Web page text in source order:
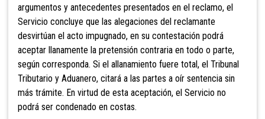
argumentos y antecedentes presentados en el reclamo, el
Servicio concluye que las alegaciones del reclamante
desvirtúan el acto impugnado, en su contestación podrá
aceptar llanamente la pretensión contraria en todo o parte,
según corresponda. Si el allanamiento fuere total, el Tribunal
Tributario y Aduanero, citará a las partes a oír sentencia sin
más trámite. En virtud de esta aceptación, el Servicio no
podrá ser condenado en costas.